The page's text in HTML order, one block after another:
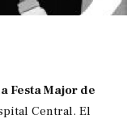
Festa Major de
Central. El